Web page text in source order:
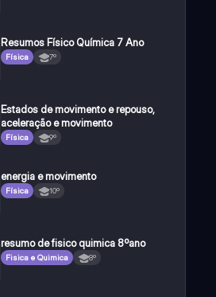
Resumos Físico Química 7 Ano
Física 7º
Estados de movimento e repouso,
aceleração e movimento
Física 9º
energia e movimento
Física 10º
resumo de fisico quimica 8ºano
Fisica e Quimica 8º